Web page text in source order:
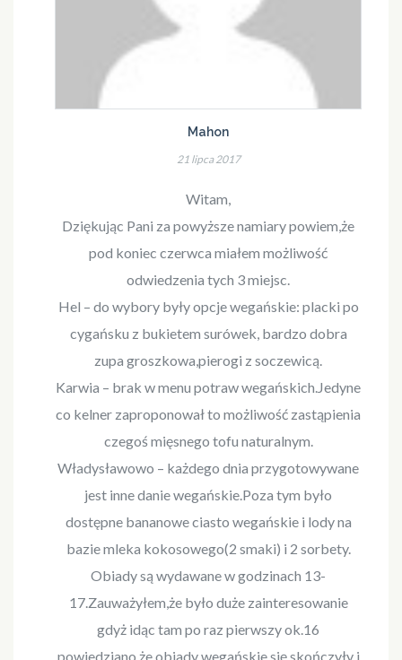
Mahon
21 lipca 2017
Witam,
Dziękując Pani za powyższe namiary powiem,że
pod koniec czerwca miałem możliwość
odwiedzenia tych 3 miejsc.
Hel – do wybory były opcje wegańskie: placki po
cygańsku z bukietem surówek, bardzo dobra
zupa groszkowa,pierogi z soczewicą.
Karwia – brak w menu potraw wegańskich.Jedyne
co kelner zaproponował to możliwość zastąpienia
czegoś mięsnego tofu naturalnym.
Władysławowo – każdego dnia przygotowywane
jest inne danie wegańskie.Poza tym było
dostępne bananowe ciasto wegańskie i lody na
bazie mleka kokosowego(2 smaki) i 2 sorbety.
Obiady są wydawane w godzinach 13-
17.Zauważyłem,że było duże zainteresowanie
gdyż idąc tam po raz pierwszy ok.16
powiedziano,że obiady wegańskie się skończyły i